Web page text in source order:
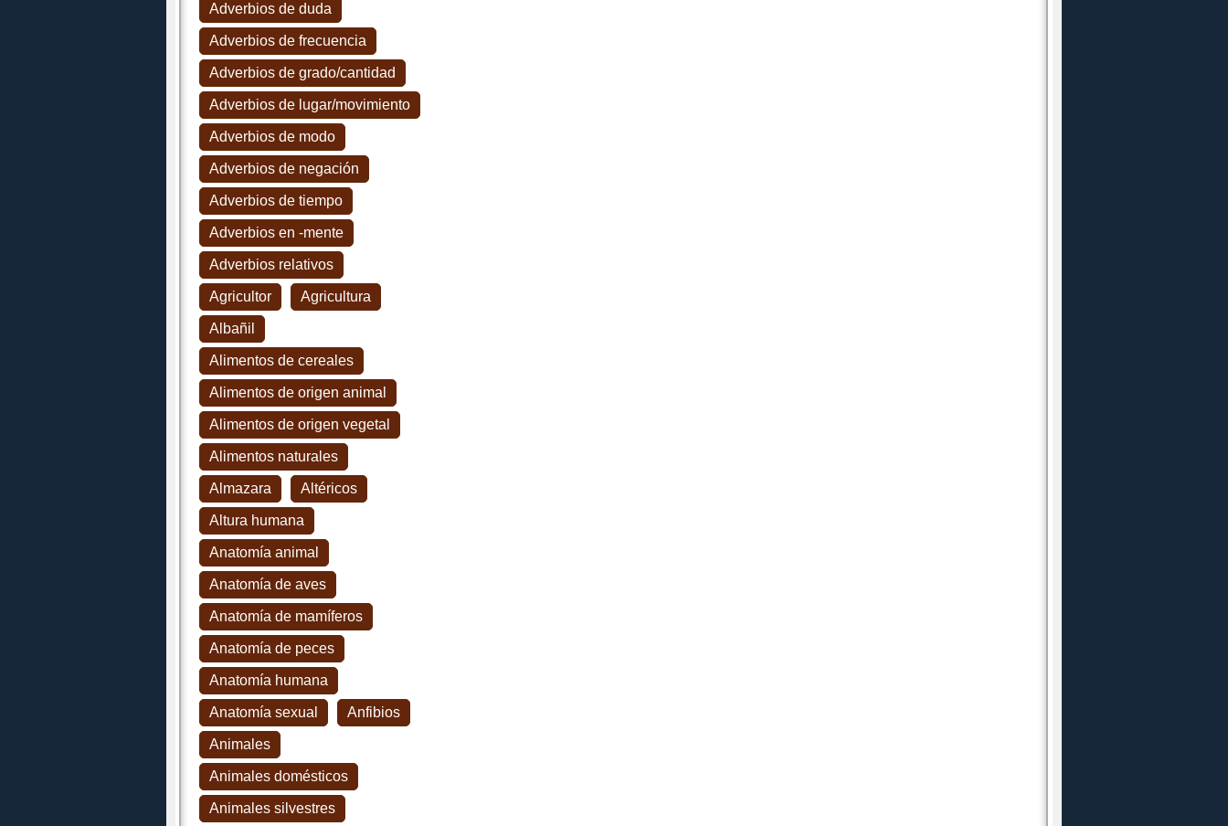
Adverbios de duda
Adverbios de frecuencia
Adverbios de grado/cantidad
Adverbios de lugar/movimiento
Adverbios de modo
Adverbios de negación
Adverbios de tiempo
Adverbios en -mente
Adverbios relativos
Agricultor Agricultura
Albañil
Alimentos de cereales
Alimentos de origen animal
Alimentos de origen vegetal
Alimentos naturales
Almazara Altéricos
Altura humana
Anatomía animal
Anatomía de aves
Anatomía de mamíferos
Anatomía de peces
Anatomía humana
Anatomía sexual Anfibios
Animales
Animales domésticos
Animales silvestres